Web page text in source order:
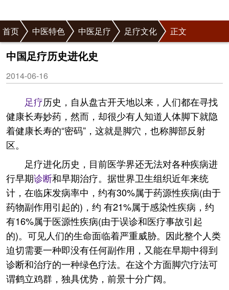
首页 中医特色 中医足疗 足疗文化 正文
中国足疗历史进化史
2014-06-16
足疗历史，自从盘古开天地以来，人们都在寻找
健康长寿妙药，然而，却很少有人知道人体脚下就隐
着健康长寿的“密码”，这就是脚穴，也称脚部反射
区。
足疗进化历史，目前医学界还无法对各种疾病进
行早期诊断和早期治疗。据世界卫生组织近年来统
计，在临床发病率中，约有30%属于药源性疾病(由于
药物副作用引起的)，约 有21%属于感染性疾病，约
有16%属于医源性疾病(由于误诊和医疗事故引起
的)。可见人们的生命面临着严重威胁。因此整个人类
迫切需要一种即没有任何副作用，又能在早期中得到
诊断和治疗的一种绿色疗法。在这个方面脚穴疗法可
谓鹤立鸡群，独具优势，前景十分广阔。